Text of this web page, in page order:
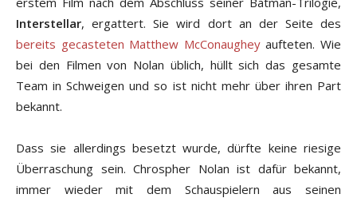
Interstellar, ergattert. Sie wird dort an der Seite des
bereits gecasteten Matthew McConaugheyaufteten. Wie
bei den Filmen von Nolan üblich, hüllt sich das gesamte
Team in Schweigen und so ist nicht mehr über ihren Part
bekannt.
Dass sie allerdings besetzt wurde, dürfte keine riesige
Überraschung sein. Chrospher Nolan ist dafür bekannt,
immer wieder mit dem Schauspielern aus seinen